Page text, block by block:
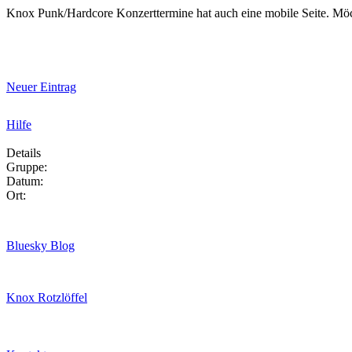
Knox Punk/Hardcore Konzerttermine hat auch eine mobile Seite.
Neuer Eintrag
Hilfe
Details
Gruppe:
Datum:
Ort:
Bluesky Blog
Knox Rotzlöffel